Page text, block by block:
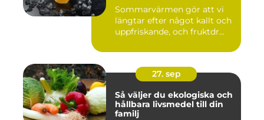
Sommarvärmen gör att vi
längtar efter något kallt och
uppfriskande, och fruktdr...
27. sep
Så väljer du ekologiska och
hållbara livsmedel till din
familj